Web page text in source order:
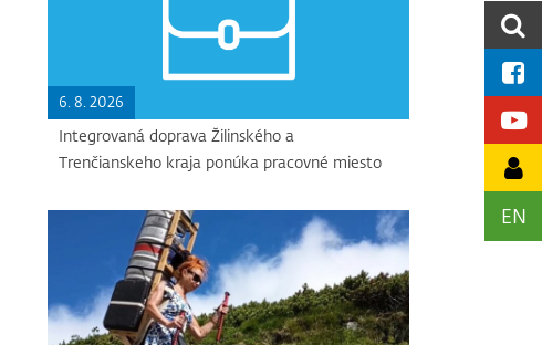
EN
6. 8. 2026
Integrovaná doprava Žilinského a
Trenčianskeho kraja ponúka pracovné miesto